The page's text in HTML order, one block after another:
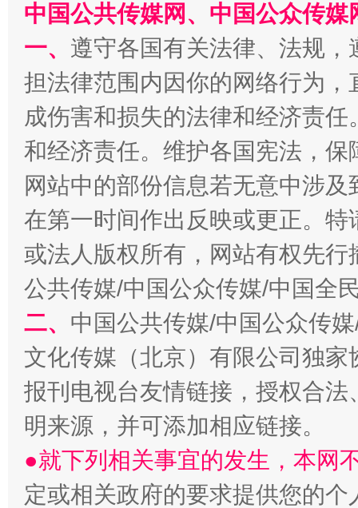
魏明亮
“刷贴”乱象丛生
生
揭批美国五大"原罪" "炒
中国公共传媒网、中国公众传
一、 遵守各国有关法律、法规
担法律范围内因你的网络行为
成伤害和损失的法律和经济责
和经济责任。维护各国宪法，
网站中的部份信息若无意中涉
在第一时间作出反映或更正。
或法人版权所有，网站有权先
公共传媒/中国公众传媒/中国全
二、 中国公共传媒/中国公众传
文化传媒（北京）有限公司独
报刊电视台友情链接，授权合
明来源，并可添加相应链接。
●就下列相关事宜的发生，本网
定或相关政府的要求提供您的个